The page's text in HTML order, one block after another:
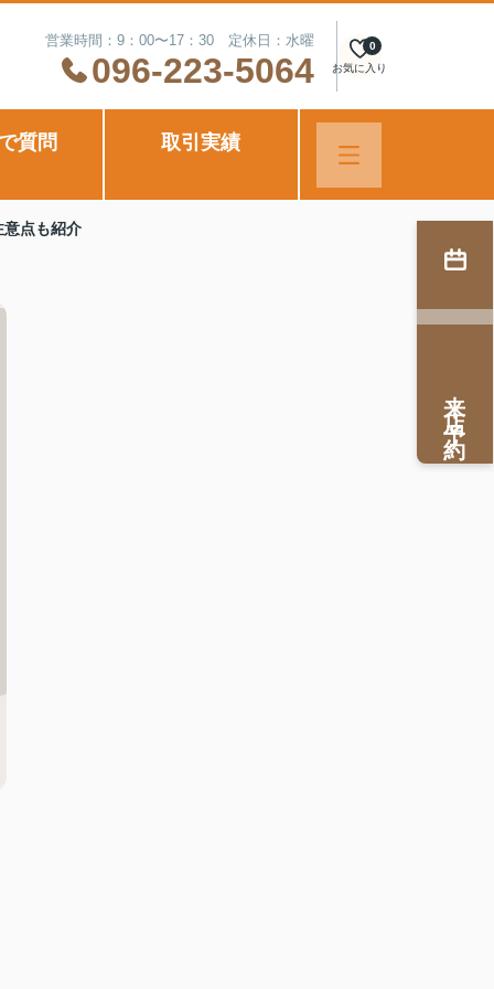
営業時間：9：00〜17：30 定休日：水曜
096-223-5064 お気に入り
0
質問 取引実績
意点も紹介
来店予約